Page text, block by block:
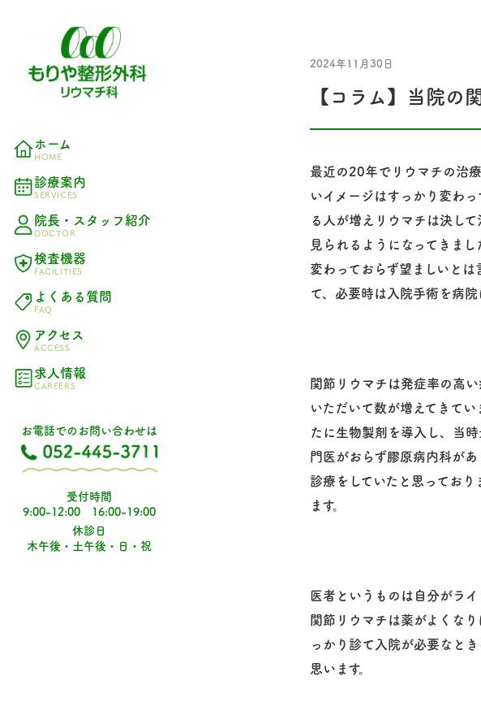
ホーム
HOME
診療案内
SERVICES
院長・スタッフ紹介
DOCTOR
検査機器
FACILITIES
よくある質問
FAQ
アクセス
ACCESS
求人情報
CAREERS
お電話でのお問い合わせは
受付時間
9:00-12:00 16:00-19:00
休診日
木午後・土午後・日・祝
2024年11月30日
【コラム】当院の
最近の20年でリウマチの治
いイメージはすっかり変わ
る人が増えリウマチは決し
見られるようになってきま
変わっておらず望ましいと
て、必要時は入院手術を病
関節リウマチは発症率の高
いただいて数が増えてきて
たに生物製剤を導入し、当
門医がおらず膠原病内科が
診療をしていたと思ってお
ます。
医者というものは自分がラ
関節リウマチは薬がよくな
っかり診て入院が必要なと
思います。